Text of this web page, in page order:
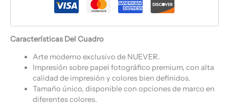
Características Del Cuadro
Arte moderno exclusivo de NUEVER.
Impresión sobre papel fotográfico premium, con alta
calidad de impresión y colores bien definidos.
Tamaño único, disponible con opciones de marco en
diferentes colores.